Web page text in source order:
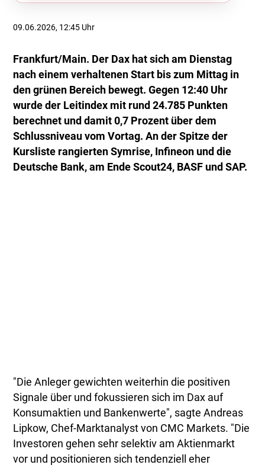
09.06.2026, 12:45 Uhr
Frankfurt/Main. Der Dax hat sich am Dienstag
nach einem verhaltenen Start bis zum Mittag in
den grünen Bereich bewegt. Gegen 12:40 Uhr
wurde der Leitindex mit rund 24.785 Punkten
berechnet und damit 0,7 Prozent über dem
Schlussniveau vom Vortag. An der Spitze der
Kursliste rangierten Symrise, Infineon und die
Deutsche Bank, am Ende Scout24, BASF und SAP.
"Die Anleger gewichten weiterhin die positiven
Signale über und fokussieren sich im Dax auf
Konsumaktien und Bankenwerte", sagte Andreas
Lipkow, Chef-Marktanalyst von CMC Markets. "Die
Investoren gehen sehr selektiv am Aktienmarkt
vor und positionieren sich tendenziell eher